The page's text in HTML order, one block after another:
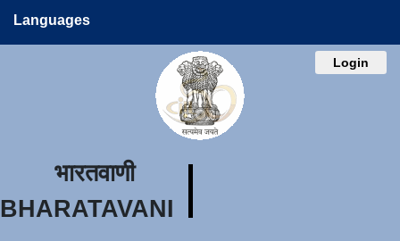
Languages
Login
भारतवाणी
BHARATAVANI